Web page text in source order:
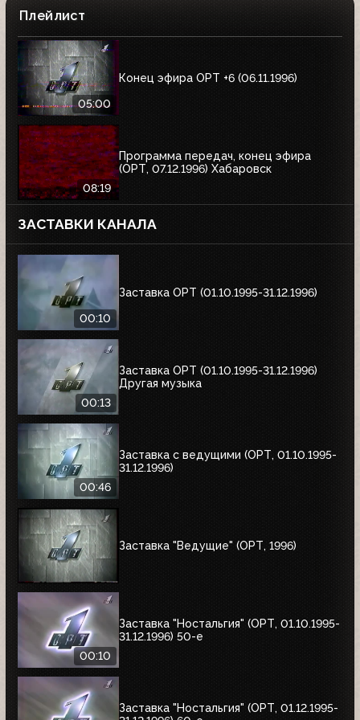
Плейлист
05:00
Конец эфира ОРТ +6 (06.11.1996)
08:19
Программа передач, конец эфира
(ОРТ, 07.12.1996) Хабаровск
ЗАСТАВКИ КАНАЛА
00:10
Заставка ОРТ (01.10.1995-31.12.1996)
00:13
Заставка ОРТ (01.10.1995-31.12.1996)
Другая музыка
00:46
Заставка с ведущими (ОРТ, 01.10.1995-
31.12.1996)
Заставка "Ведущие" (ОРТ, 1996)
00:10
Заставка "Ностальгия" (ОРТ, 01.10.1995-
31.12.1996) 50-е
Заставка "Ностальгия" (ОРТ, 01.12.1995-